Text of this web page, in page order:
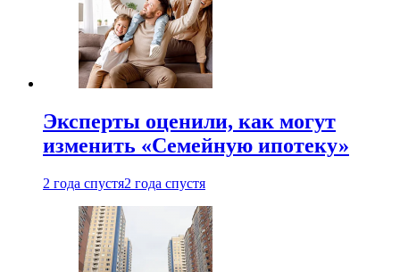
Эксперты оценили, как могут
изменить «Семейную ипотеку»
2 года спустя2 года спустя